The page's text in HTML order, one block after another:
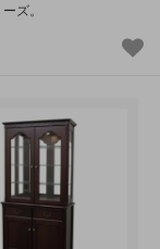
ズ。